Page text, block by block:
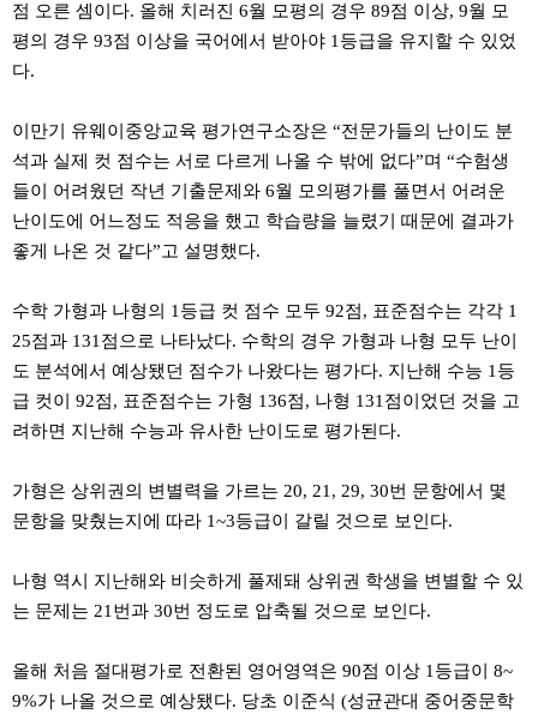
점 오른 셈이다. 올해 치러진 6월 모평의 경우 89점 이상, 9월 모
평의 경우 93점 이상을 국어에서 받아야 1등급을 유지할 수 있었
다.
이만기 유웨이중앙교육 평가연구소장은 “전문가들의 난이도 분
석과 실제 컷 점수는 서로 다르게 나올 수 밖에 없다”며 “수험생
들이 어려웠던 작년 기출문제와 6월 모의평가를 풀면서 어려운
난이도에 어느정도 적응을 했고 학습량을 늘렸기 때문에 결과가
좋게 나온 것 같다”고 설명했다.
수학 가형과 나형의 1등급 컷 점수 모두 92점, 표준점수는 각각 1
25점과 131점으로 나타났다. 수학의 경우 가형과 나형 모두 난이
도 분석에서 예상됐던 점수가 나왔다는 평가다. 지난해 수능 1등
급 컷이 92점, 표준점수는 가형 136점, 나형 131점이었던 것을 고
려하면 지난해 수능과 유사한 난이도로 평가된다.
가형은 상위권의 변별력을 가르는 20, 21, 29, 30번 문항에서 몇
문항을 맞췄는지에 따라 1~3등급이 갈릴 것으로 보인다.
나형 역시 지난해와 비슷하게 풀제돼 상위권 학생을 변별할 수 있
는 문제는 21번과 30번 정도로 압축될 것으로 보인다.
올해 처음 절대평가로 전환된 영어영역은 90점 이상 1등급이 8~
9%가 나올 것으로 예상됐다. 당초 이준식 (성균관대 중어중문학